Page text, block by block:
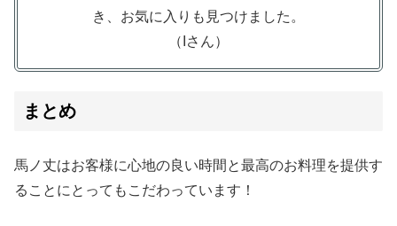
き、お気に入りも見つけました。
（Iさん）
まとめ
馬ノ丈はお客様に心地の良い時間と最高のお料理を提供す
ることにとってもこだわっています！